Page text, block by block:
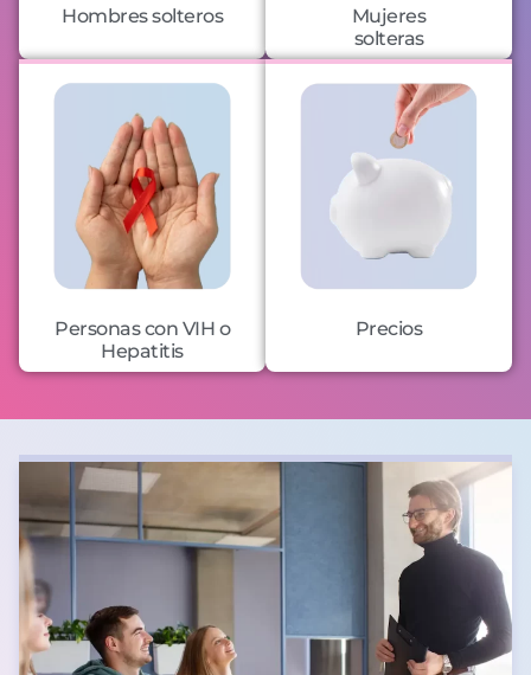
Hombres solteros
Mujeres
solteras
Personas con VIH o
Hepatitis
Precios